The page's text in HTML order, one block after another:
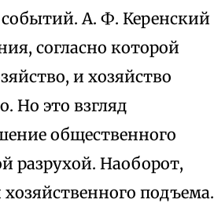
А. Ф. Керенский
согласно которой
и хозяйство
Но это взгляд
обществен­ного
разру­хой. Наоборот,
подъема.